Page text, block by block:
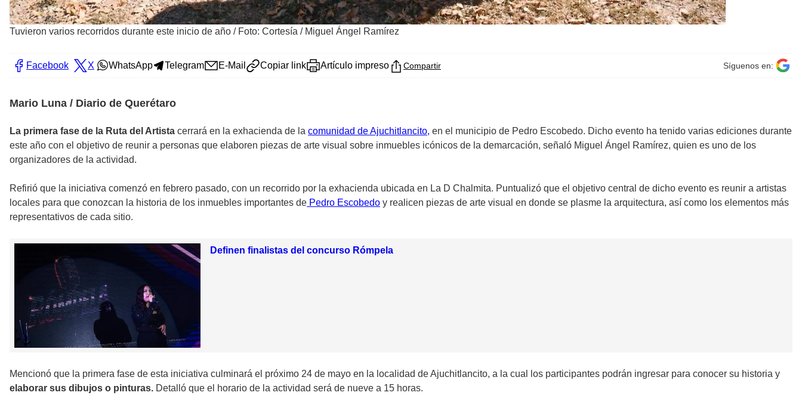
Tuvieron varios recorridos durante este inicio de año / Foto: Cortesía / Miguel Ángel Ramírez
Facebook X WhatsApp Telegram E-Mail Copiar link Artículo impreso Compartir Síguenos en:
Mario Luna / Diario de Querétaro
La primera fase de la Ruta del Artista cerrará en la exhacienda de la comunidad de Ajuchitlancito, en el municipio de Pedro Escobedo. Dicho evento ha tenido varias ediciones durante
este año con el objetivo de reunir a personas que elaboren piezas de arte visual sobre inmuebles icónicos de la demarcación, señaló Miguel Ángel Ramírez, quien es uno de los
organizadores de la actividad.
Refirió que la iniciativa comenzó en febrero pasado, con un recorrido por la exhacienda ubicada en La D Chalmita. Puntualizó que el objetivo central de dicho evento es reunir a artistas
locales para que conozcan la historia de los inmuebles importantes de Pedro Escobedo y realicen piezas de arte visual en donde se plasme la arquitectura, así como los elementos más
representativos de cada sitio.
Definen finalistas del concurso Rómpela
Mencionó que la primera fase de esta iniciativa culminará el próximo 24 de mayo en la localidad de Ajuchitlancito, a la cual los participantes podrán ingresar para conocer su historia y
elaborar sus dibujos o pinturas. Detalló que el horario de la actividad será de nueve a 15 horas.